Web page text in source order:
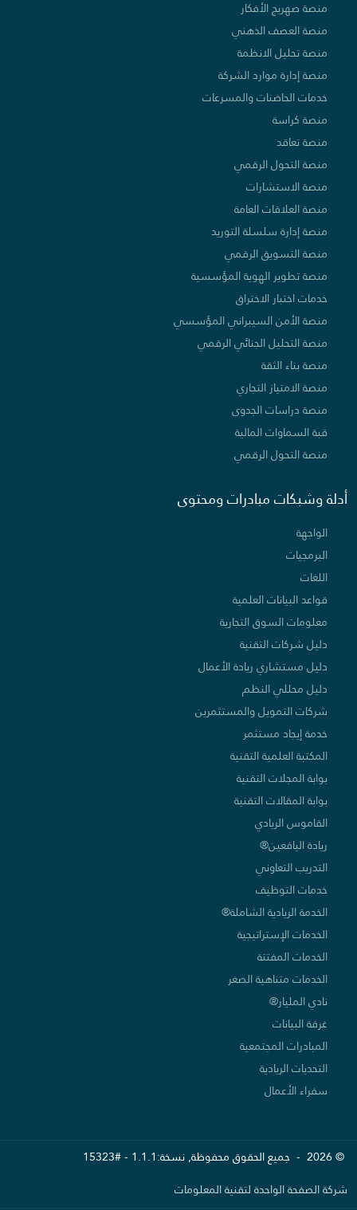
منصة صهريج الأفكار
منصة العصف الذهني
منصة تحليل الانظمة
منصة إدارة موارد الشركة
خدمات الحاضنات والمسرعات
منصة كراسة
منصة تعاقد
منصة التحول الرقمي
منصة الاستشارات
منصة العلاقات العامة
منصة إدارة سلسلة التوريد
منصة التسويق الرقمي
منصة تطوير الهوية المؤسسية
خدمات اختبار الاختراق
منصة الأمن السيبراني المؤسسي
منصة التحليل الجنائي الرقمي
منصة بناء الثقة
منصة الامتياز التجاري
منصة دراسات الجدوى
قبة السماوات المالية
منصة التحول الرقمي
أدلة وشبكات مبادرات ومحتوى
الواجهة
البرمجيات
اللغات
قواعد البيانات العلمية
معلومات السوق التجارية
دليل شركات التقنية
دليل مستشاري ريادة الأعمال
دليل محللي النظم
شركات التمويل والمستثمرين
خدمة إيجاد مستثمر
المكتبة العلمية التقنية
بوابة المجلات التقنية
بوابة المقالات التقنية
القاموس الريادي
ريادة اليافعين®
التدريب التعاوني
خدمات التوظيف
الخدمة الريادية الشاملة®
الخدمات الإستراتيجية
الخدمات المفتتة
الخدمات متناهية الصغر
نادي المليار®
غرفة البيانات
المبادرات المجتمعية
التحديات الريادية
سفراء الأعمال
© 2026 - جميع الحقوق محفوظة, نسخة:1.1.1 - #15323
شركة الصفحة الواحدة لتقنية المعلومات